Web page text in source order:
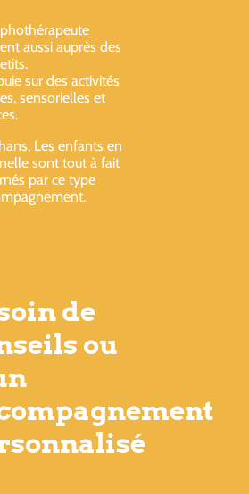
aussi auprès des
sur des activités
sensorielles et
Les enfants en
sont tout à fait
par ce type
de
ou